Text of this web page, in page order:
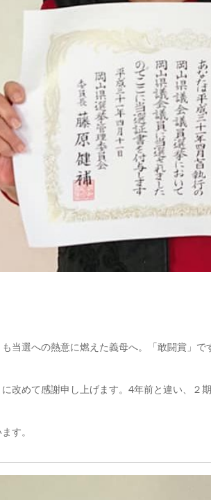
当選への熱意に燃えた義母へ。「敢闘賞」で
改めて感謝申し上げます。4年前と違い、２
す。